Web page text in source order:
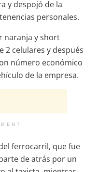
y despojó de la
personales.
naranja y short
2 celulares y después
número económico
de la empresa.
ferrocarril, que fue
de atrás por un